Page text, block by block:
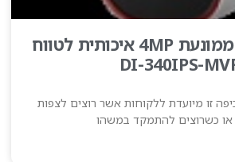
מצלמת אבטחה ממונעת 4MP איכותית לטווח
זו מיועדת ללקוחות אשר רוצים לצפות
או כשרוצים להתמקד במשהו